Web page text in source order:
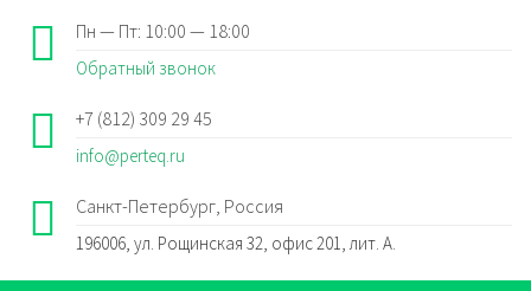
Пн — Пт: 10:00 — 18:00
Обратный звонок
+7 (812) 309 29 45
info@perteq.ru
Санкт-Петербург, Россия
196006, ул. Рощинская 32, офис 201, лит. А.